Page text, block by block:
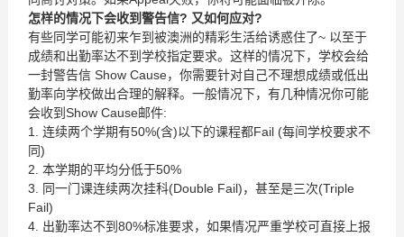
怎样的情况下会收到警告信? 又如何应对?
有些同学可能初来乍到被澳洲的精彩生活给诱惑住了~ 以至于
成绩和出勤率达不到学校指定要求。这样的情况下，学校会给
一封警告信 Show Cause，你需要针对自己不理想成绩或低出
勤率向学校做出合理的解释。一般情况下，有几种情况你可能
会收到Show Cause邮件:
1. 连续两个学期有50%(含)以下的课程都Fail (每间学校要求不
同)
2. 本学期的平均分低于50%
3. 同一门课连续两次挂科(Double Fail)，甚至是三次(Triple
Fail)
4. 出勤率达不到80%标准要求，如果情况严重学校可直接上报